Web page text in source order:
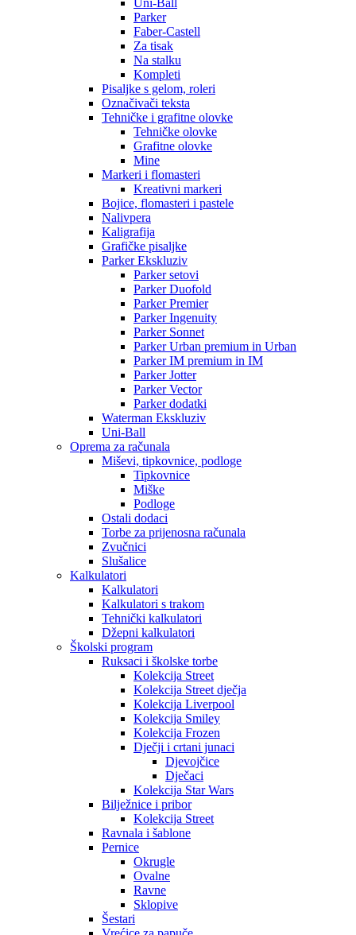
Uni-Ball
Parker
Faber-Castell
Za tisak
Na stalku
Kompleti
Pisaljke s gelom, roleri
Označivači teksta
Tehničke i grafitne olovke
Tehničke olovke
Grafitne olovke
Mine
Markeri i flomasteri
Kreativni markeri
Bojice, flomasteri i pastele
Nalivpera
Kaligrafija
Grafičke pisaljke
Parker Ekskluziv
Parker setovi
Parker Duofold
Parker Premier
Parker Ingenuity
Parker Sonnet
Parker Urban premium in Urban
Parker IM premium in IM
Parker Jotter
Parker Vector
Parker dodatki
Waterman Ekskluziv
Uni-Ball
Oprema za računala
Miševi, tipkovnice, podloge
Tipkovnice
Miške
Podloge
Ostali dodaci
Torbe za prijenosna računala
Zvučnici
Slušalice
Kalkulatori
Kalkulatori
Kalkulatori s trakom
Tehnički kalkulatori
Džepni kalkulatori
Školski program
Ruksaci i školske torbe
Kolekcija Street
Kolekcija Street dječja
Kolekcija Liverpool
Kolekcija Smiley
Kolekcija Frozen
Dječji i crtani junaci
Djevojčice
Dječaci
Kolekcija Star Wars
Bilježnice i pribor
Kolekcija Street
Ravnala i šablone
Pernice
Okrugle
Ovalne
Ravne
Sklopive
Šestari